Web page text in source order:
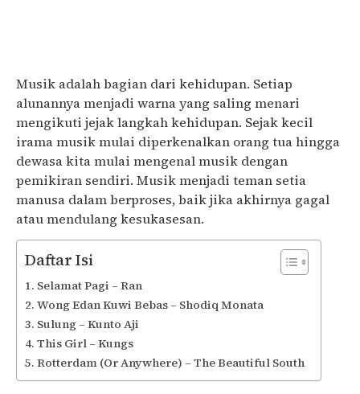
Musik adalah bagian dari kehidupan. Setiap
alunannya menjadi warna yang saling menari
mengikuti jejak langkah kehidupan. Sejak kecil
irama musik mulai diperkenalkan orang tua hingga
dewasa kita mulai mengenal musik dengan
pemikiran sendiri. Musik menjadi teman setia
manusa dalam berproses, baik jika akhirnya gagal
atau mendulang kesukasesan.
Daftar Isi
Selamat Pagi – Ran
Wong Edan Kuwi Bebas – Shodiq Monata
Sulung – Kunto Aji
This Girl – Kungs
Rotterdam (Or Anywhere) – The Beautiful South